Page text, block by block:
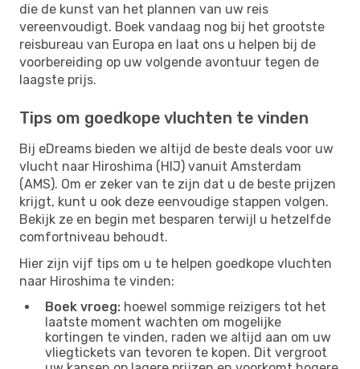
die de kunst van het plannen van uw reis
vereenvoudigt. Boek vandaag nog bij het grootste
reisbureau van Europa en laat ons u helpen bij de
voorbereiding op uw volgende avontuur tegen de
laagste prijs.
Tips om goedkope vluchten te vinden
Bij eDreams bieden we altijd de beste deals voor uw
vlucht naar Hiroshima (HIJ) vanuit Amsterdam
(AMS). Om er zeker van te zijn dat u de beste prijzen
krijgt, kunt u ook deze eenvoudige stappen volgen.
Bekijk ze en begin met besparen terwijl u hetzelfde
comfortniveau behoudt.
Hier zijn vijf tips om u te helpen goedkope vluchten
naar Hiroshima te vinden:
Boek vroeg: hoewel sommige reizigers tot het
laatste moment wachten om mogelijke
kortingen te vinden, raden we altijd aan om uw
vliegtickets van tevoren te kopen. Dit vergroot